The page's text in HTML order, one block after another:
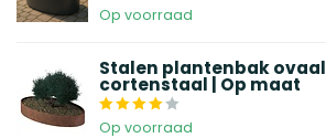
Op voorraad
Stalen plantenbak ovaal
cortenstaal | Op maat
Op voorraad